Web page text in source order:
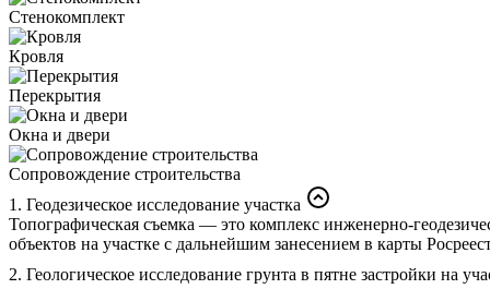
Стенокомплект
Кровля
Перекрытия
Окна и двери
Сопровождение строительства
1. Геодезическое исследование участка
Топографическая съемка — это комплекс инженерно-
объектов на участке с дальнейшим занесением в карты
2. Геологическое исследование грунта в пятне застройки на